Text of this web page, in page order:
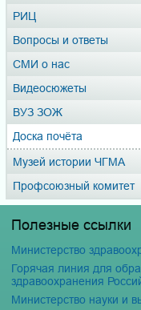
РИЦ
Вопросы и ответы
СМИ о нас
Видеосюжеты
ВУЗ ЗОЖ
Доска почёта
Музей истории ЧГМА
Профсоюзный комитет
Полезные ссылки
Министерство
Горячая линия для
здравоохранения
Министерство науки и